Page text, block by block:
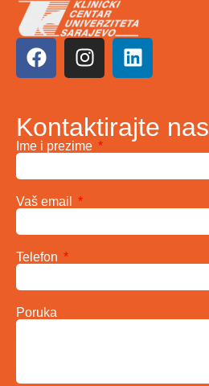
Kontaktirajte nas
Ime i prezime
Vaš email
Telefon
Poruka